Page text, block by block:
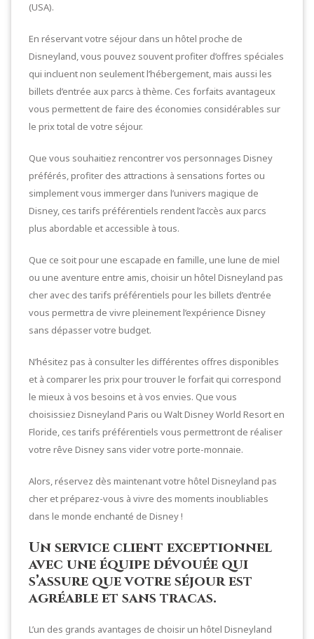
(USA).
En réservant votre séjour dans un hôtel proche de
Disneyland, vous pouvez souvent profiter d’offres spéciales
qui incluent non seulement l’hébergement, mais aussi les
billets d’entrée aux parcs à thème. Ces forfaits avantageux
vous permettent de faire des économies considérables sur
le prix total de votre séjour.
Que vous souhaitiez rencontrer vos personnages Disney
préférés, profiter des attractions à sensations fortes ou
simplement vous immerger dans l’univers magique de
Disney, ces tarifs préférentiels rendent l’accès aux parcs
plus abordable et accessible à tous.
Que ce soit pour une escapade en famille, une lune de miel
ou une aventure entre amis, choisir un hôtel Disneyland pas
cher avec des tarifs préférentiels pour les billets d’entrée
vous permettra de vivre pleinement l’expérience Disney
sans dépasser votre budget.
N’hésitez pas à consulter les différentes offres disponibles
et à comparer les prix pour trouver le forfait qui correspond
le mieux à vos besoins et à vos envies. Que vous
choisissiez Disneyland Paris ou Walt Disney World Resort en
Floride, ces tarifs préférentiels vous permettront de réaliser
votre rêve Disney sans vider votre porte-monnaie.
Alors, réservez dès maintenant votre hôtel Disneyland pas
cher et préparez-vous à vivre des moments inoubliables
dans le monde enchanté de Disney !
Un service client exceptionnel
avec une équipe dévouée qui
s’assure que votre séjour est
agréable et sans tracas.
L’un des grands avantages de choisir un hôtel Disneyland